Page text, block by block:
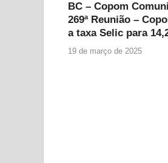
BC – Copom
269ª Reunião –
a taxa Selic para
19 de março de 2025